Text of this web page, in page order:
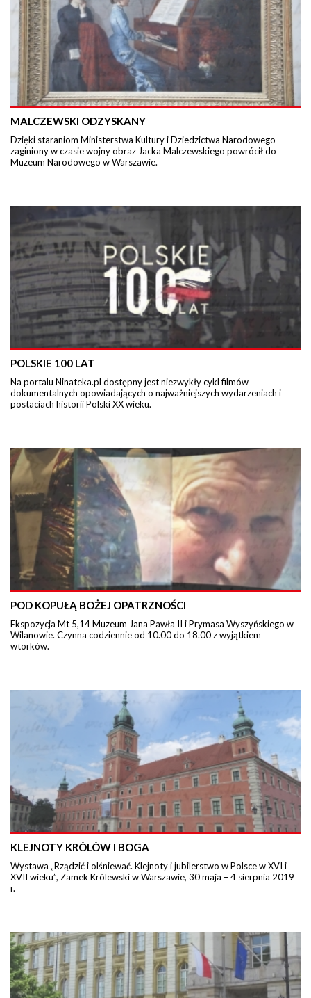
MALCZEWSKI ODZYSKANY
Dzięki staraniom Ministerstwa Kultury i Dziedzictwa Narodowego
zaginiony w czasie wojny obraz Jacka Malczewskiego powrócił do
Muzeum Narodowego w Warszawie.
POLSKIE 100 LAT
Na portalu Ninateka.pl dostępny jest niezwykły cykl filmów
dokumentalnych opowiadających o najważniejszych wydarzeniach i
postaciach historii Polski XX wieku.
POD KOPUŁĄ BOŻEJ OPATRZNOŚCI
Ekspozycja Mt 5,14 Muzeum Jana Pawła II i Prymasa Wyszyńskiego w
Wilanowie. Czynna codziennie od 10.00 do 18.00 z wyjątkiem
wtorków.
KLEJNOTY KRÓLÓW I BOGA
Wystawa „Rządzić i olśniewać. Klejnoty i jubilerstwo w Polsce w XVI i
XVII wieku”, Zamek Królewski w Warszawie, 30 maja – 4 sierpnia 2019
r.